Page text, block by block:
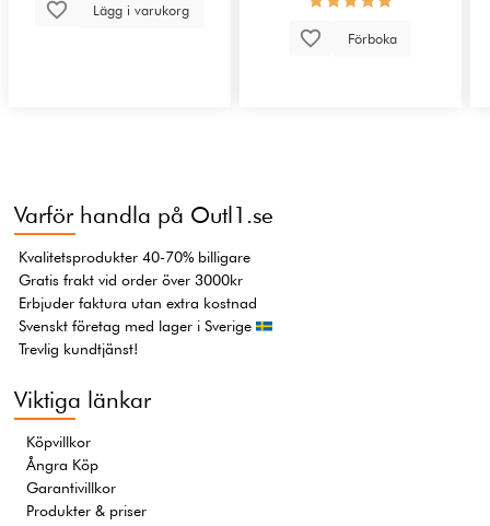
Lägg i varukorg
Förboka
Varför handla på Outl1.se
Kvalitetsprodukter 40-70% billigare
Gratis frakt vid order över 3000kr
Erbjuder faktura utan extra kostnad
Svenskt företag med lager i Sverige
Trevlig kundtjänst!
Viktiga länkar
Köpvillkor
Ångra Köp
Garantivillkor
Produkter & priser